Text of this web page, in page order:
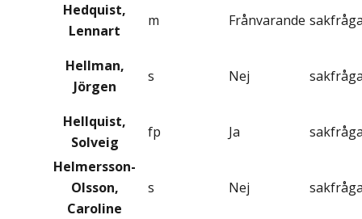
Hedquist,
Lennart
m Frånvarande
Hellman,
Jörgen
s Nej
Hellquist,
Solveig
fp Ja
Helmersson-
Olsson,
Caroline
s Nej